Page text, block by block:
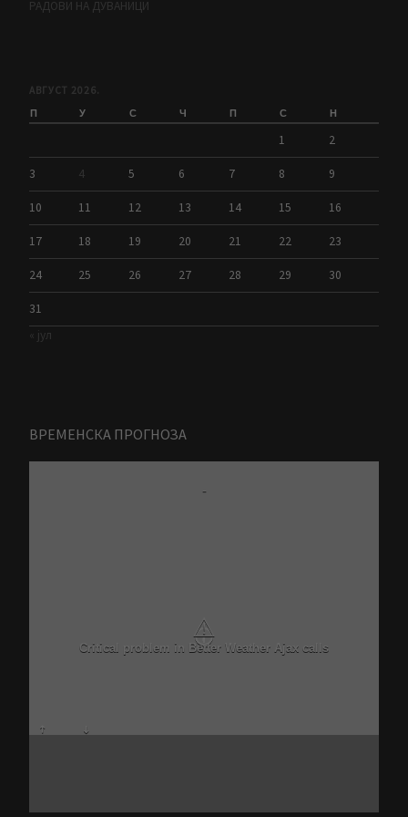
РАДОВИ НА ДУВАНИЦИ
АВГУСТ 2026.
П У С Ч П С Н
1 2
3 4 5 6 7 8 9
10 11 12 13 14 15 16
17 18 19 20 21 22 23
24 25 26 27 28 29 30
31
« јул
ВРЕМЕНСКА ПРОГНОЗА
-
⚠
Critical problem in Better Weather Ajax calls